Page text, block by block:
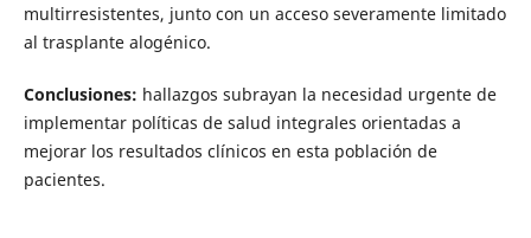
multirresistentes, junto con un acceso severamente limitado
al trasplante alogénico.
Conclusiones: hallazgos subrayan la necesidad urgente de
implementar políticas de salud integrales orientadas a
mejorar los resultados clínicos en esta población de
pacientes.